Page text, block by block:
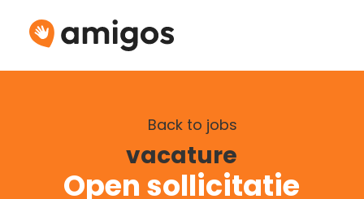
Back to jobs
vacature
Open sollicitatie